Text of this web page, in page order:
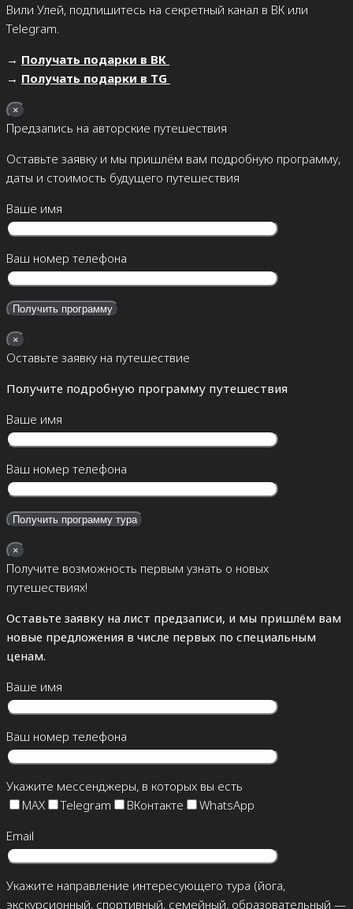
Вили Улей, подпишитесь на секретный канал в ВК или
Telegram.
→ Получать подарки в ВК
→ Получать подарки в TG
×
Предзапись на авторские путешествия
Оставьте заявку и мы пришлём вам подробную программу,
даты и стоимость будущего путешествия
Ваше имя
Ваш номер телефона
×
Оставьте заявку на путешествие
Получите подробную программу путешествия
Ваше имя
Ваш номер телефона
×
Получите возможность первым узнать о новых
путешествиях!
Оставьте заявку на лист предзаписи, и мы пришлём вам
новые предложения в числе первых по специальным
ценам.
Ваше имя
Ваш номер телефона
Укажите мессенджеры, в которых вы есть
MAX
Telegram ВКонтакте
WhatsApp
Email
Укажите направление интересующего тура (йога,
экскурсионный, спортивный, семейный, образовательный —